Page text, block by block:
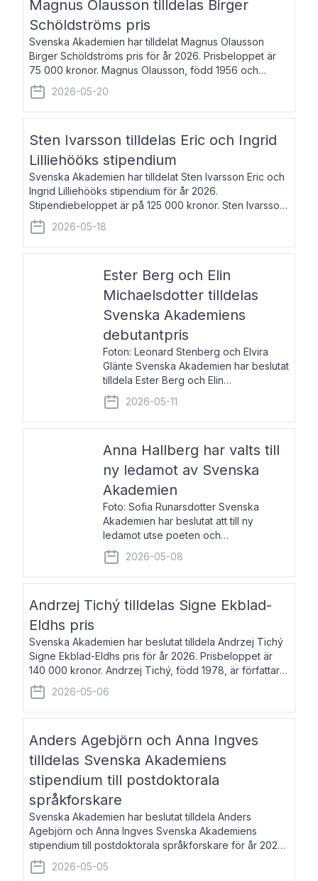
Magnus Olausson tilldelas Birger
Schöldströms pris
Svenska Akademien har tilldelat Magnus Olausson
Birger Schöldströms pris för år 2026. Prisbeloppet är
75 000 kronor. Magnus Olausson, född 1956 och
bosatt i Stockholm, är konstvetare, museiman och
hovman. Han disputerade 1993 vid Uppsala un
2026-05-20
Sten Ivarsson tilldelas Eric och Ingrid
Lilliehööks stipendium
Svenska Akademien har tilldelat Sten Ivarsson Eric och
Ingrid Lilliehööks stipendium för år 2026.
Stipendiebeloppet är på 125 000 kronor. Sten Ivarsson,
född 1979, är mediateksamordnare vid
Söderslättsgymnasiet i Trelleborg. Här har han på
2026-05-18
Ester Berg och Elin
Michaelsdotter tilldelas
Svenska Akademiens
debutantpris
Foton: Leonard Stenberg och Elvira
Glänte Svenska Akademien har beslutat
tilldela Ester Berg och Elin
Michaelsdotter Svenska Akademiens
debutantpris för år 2026. Priset är
nyinstiftat och syftar till att lyfta fram
2026-05-11
Anna Hallberg har valts till
ny ledamot av Svenska
Akademien
Foto: Sofia Runarsdotter Svenska
Akademien har beslutat att till ny
ledamot utse poeten och
litteraturkritikern Anna Hallberg. Hon
efterträder poeten Tua Forsström på
stol 18 och kommer att ta sitt inträde vid
2026-05-08
Andrzej Tichý tilldelas Signe Ekblad-
Eldhs pris
Svenska Akademien har beslutat tilldela Andrzej Tichý
Signe Ekblad-Eldhs pris för år 2026. Prisbeloppet är
140 000 kronor. Andrzej Tichý, född 1978, är författare
och kulturskribent. Han debuterade 2005 med den
lovordade romanen Sex liter l
2026-05-06
Anders Agebjörn och Anna Ingves
tilldelas Svenska Akademiens
stipendium till postdoktorala
språkforskare
Svenska Akademien har beslutat tilldela Anders
Agebjörn och Anna Ingves Svenska Akademiens
stipendium till postdoktorala språkforskare för år 2026.
Stipendiebeloppet är 75 000 kronor per mottagare.
Anders Agebjörn, född 1984, är universitet
2026-05-05